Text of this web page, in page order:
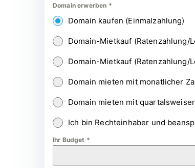
Domain erwerben *
Domain kaufen (Einmalzahlung)
Domain-Mietkauf (Ratenzahlung/
Domain-Mietkauf (Ratenzahlung/
Domain mieten mit monatlicher
Domain mieten mit
Ich bin Rechteinhaber und
Ihr Budget *